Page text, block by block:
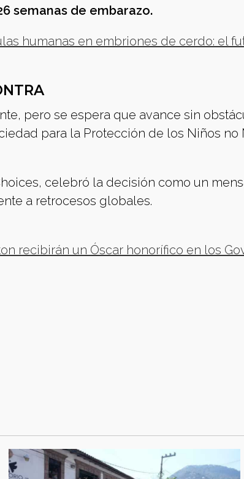
semanas de embarazo.
humanas en embriones de cerdo: el
pero se espera que avance sin
para la Protección de los Niños no
celebró la decisión como un
a retrocesos globales.
recibirán un Óscar honorífico en los